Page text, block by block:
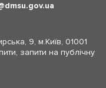
dmsu.gov.ua
9, м.Київ, 01001
запити на публічну